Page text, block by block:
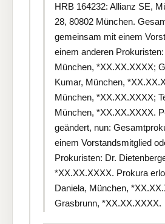
HRB 164232: Allianz SE,
28, 80802 München.
gemeinsam mit einem
einem anderen
München, *XX.XX.XXXX;
Kumar, München,
München, *XX.XX.XXXX;
München, *XX.XX.XXXX.
geändert, nun:
einem Vorstandsmitglied
Prokuristen: Dr.
*XX.XX.XXXX. Prokura
Daniela, München,
Grasbrunn, *XX.XX.XXXX.